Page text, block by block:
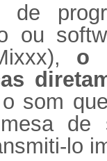
de
ou
o
som
lo